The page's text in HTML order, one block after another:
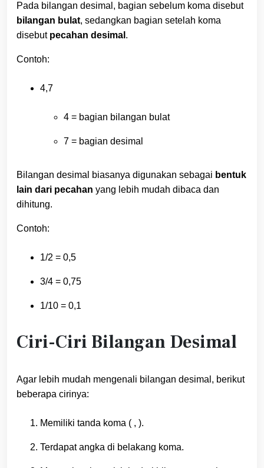
Pada bilangan desimal, bagian sebelum koma disebut
bilangan bulat, sedangkan bagian setelah koma
disebut pecahan desimal .
Contoh:
4,7
4 = bagian bilangan bulat
7 = bagian desimal
Bilangan desimal biasanya digunakan sebagai bentuk
lain dari pecahan yang lebih mudah dibaca dan
dihitung.
Contoh:
1/2 = 0,5
3/4 = 0,75
1/10 = 0,1
Ciri-Ciri Bilangan Desimal
Agar lebih mudah mengenali bilangan desimal, berikut
beberapa cirinya:
Memiliki tanda koma ( , ).
Terdapat angka di belakang koma.